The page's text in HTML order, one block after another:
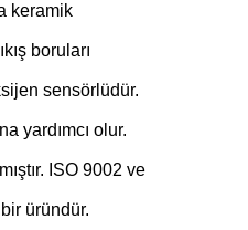
keramik
boruları
sensörlüdür.
yardımcı olur.
ISO 9002 ve
üründür.